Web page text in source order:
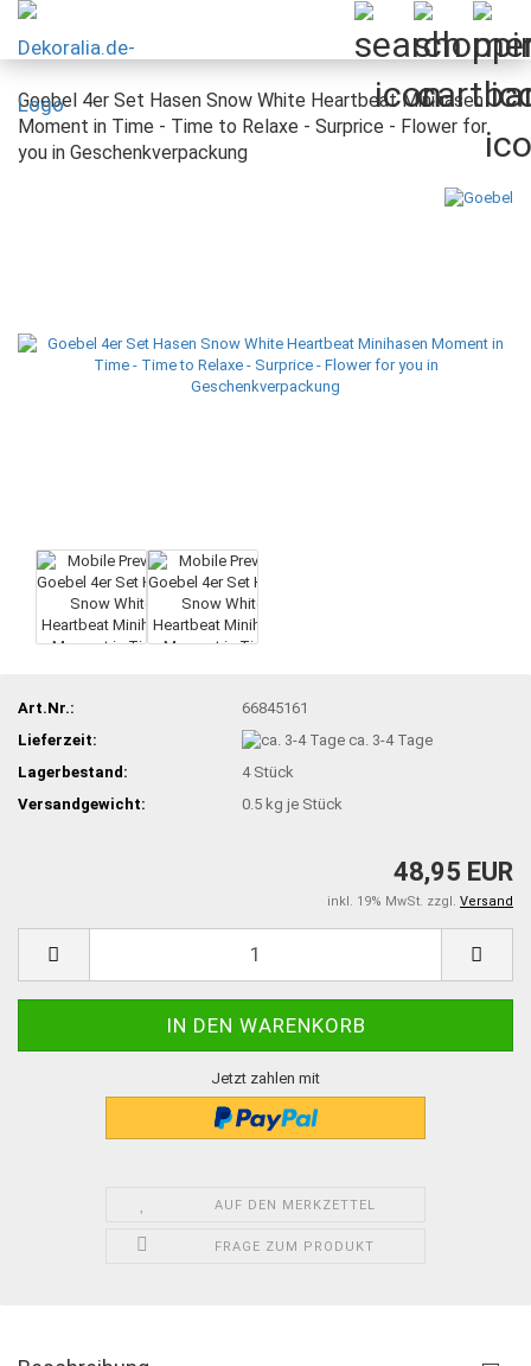
Goebel 4er Set Hasen Snow White Heartbeat Minihasen
Moment in Time - Time to Relaxe - Surprice - Flower for
you in Geschenkverpackung
Art.Nr.:
66845161
Lieferzeit:
ca. 3-4 Tage
Lagerbestand:
4 Stück
Versandgewicht:
0.5 kg je Stück
48,95 EUR
inkl. 19% MwSt. zzgl. Versand
Jetzt zahlen mit
AUF DEN MERKZETTEL
FRAGE ZUM PRODUKT